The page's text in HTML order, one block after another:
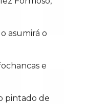
asumirá o
e
pintado de